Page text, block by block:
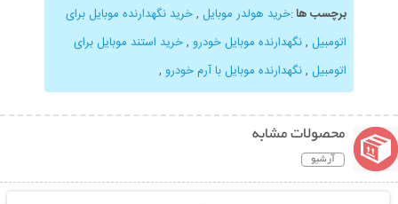
برچسب ها:خرید هولدر موبایل ,خرید نگهدارنده موبایل برای
اتومبیل ,نگهدارنده موبایل خودرو ,خرید استند موبایل برای
اتومبیل ,نگهدارنده موبایل با آرم خودرو ,
محصولات مشابه
آرشیو